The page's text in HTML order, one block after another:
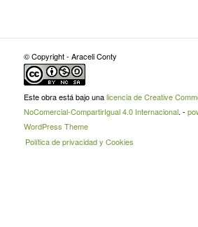
© Copyright - Araceli Conty
Este obra está bajo unalicencia de Creative
NoComercial-CompartirIgual 4.0 Internacional. -
WordPress Theme
Política de privacidad y Cookies